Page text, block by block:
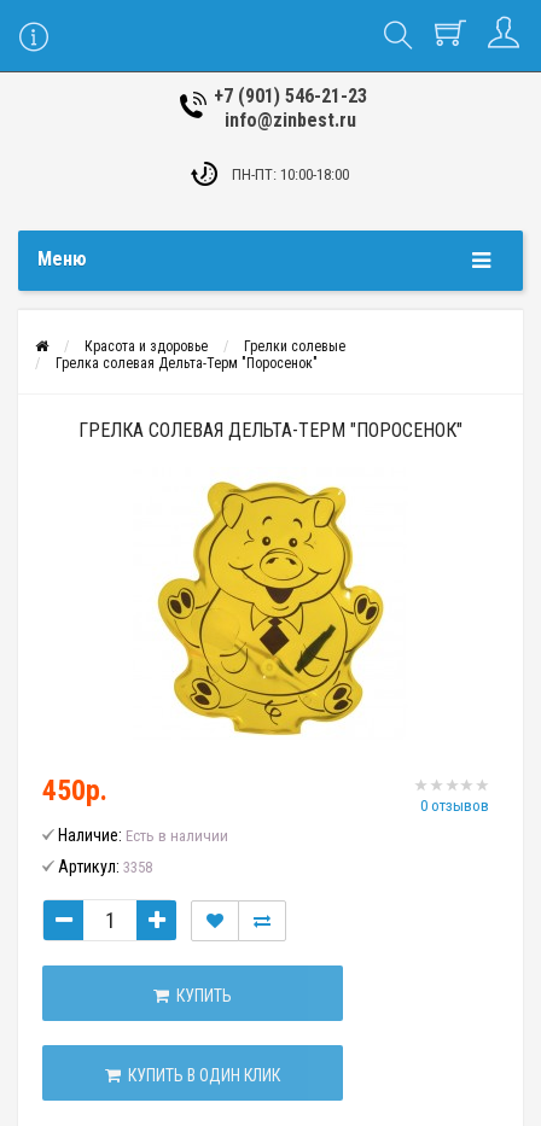
+7 (901) 546-21-23
info@zinbest.ru
ПН-ПТ: 10:00-18:00
Меню
Красота и здоровье
Грелки солевые
Грелка солевая Дельта-Терм "Поросенок"
ГРЕЛКА СОЛЕВАЯ ДЕЛЬТА-ТЕРМ "ПОРОСЕНОК"
0 отзывов
450р.
Наличие: Есть в наличии
Артикул: 3358
КУПИТЬ
КУПИТЬ В ОДИН КЛИК